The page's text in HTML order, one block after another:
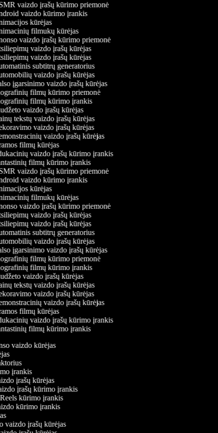
vaizdo įrašų kūrimo priemonė
vaizdo kūrimo įrankis
kūrėjas
filmukų kūrėjas
vaizdo įrašų kūrimo priemonė
vaizdo įrašų kūrėjas
vaizdo įrašų kūrėjas
subtitrų generatorius
vaizdo įrašų kūrėjas
įgarsinimo vaizdo įrašų kūrėjas
filmų kūrimo priemonė
filmų kūrimo įrankis
vaizdo įrašų kūrėjas
tekstų vaizdo įrašų kūrėjas
vaizdo įrašų kūrėjas
vaizdo įrašų kūrėjas
filmų kūrėjas
vaizdo įrašų kūrimo įrankis
filmų kūrimo įrankis
vaizdo įrašų kūrimo priemonė
vaizdo kūrimo įrankis
kūrėjas
filmukų kūrėjas
vaizdo įrašų kūrimo priemonė
vaizdo įrašų kūrėjas
vaizdo įrašų kūrėjas
subtitrų generatorius
vaizdo įrašų kūrėjas
įgarsinimo vaizdo įrašų kūrėjas
filmų kūrimo priemonė
filmų kūrimo įrankis
vaizdo įrašų kūrėjas
tekstų vaizdo įrašų kūrėjas
vaizdo įrašų kūrėjas
vaizdo įrašų kūrėjas
filmų kūrėjas
vaizdo įrašų kūrimo įrankis
filmų kūrimo įrankis
vaizdo kūrėjas
įrankis
įrašų kūrėjas
įrašų kūrimo įrankis
Reels kūrimo įrankis
kūrimo įrankis
vaizdo įrašų kūrėjas